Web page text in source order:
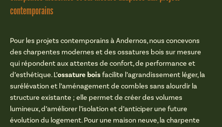
contemporains
Pour les projets contemporains à Andernos, nous concevons
des charpentes modernes et des ossatures bois sur mesure
qui répondent aux attentes de confort, de performance et
d’esthétique. L’ossature boisfacilite l’agrandissement léger, la
surélévation et l’aménagement de combles sans alourdir la
structure existante ; elle permet de créer des volumes
lumineux, d’améliorer l’isolation et d’anticiper une future
évolution du logement. Pour une maison neuve, la charpente